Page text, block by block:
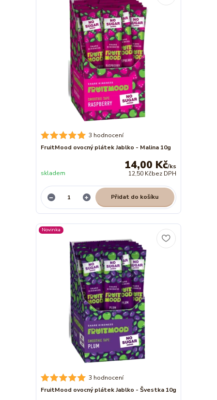
3 hodnocení
FruitMood ovocný plátek Jablko - Malina 10g
14,00 Kč/ks
12,50 Kčbez DPH
skladem
Přidat do košíku
Novinka
3 hodnocení
FruitMood ovocný plátek Jablko - Švestka 10g